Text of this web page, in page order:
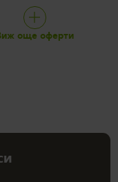
още оферти